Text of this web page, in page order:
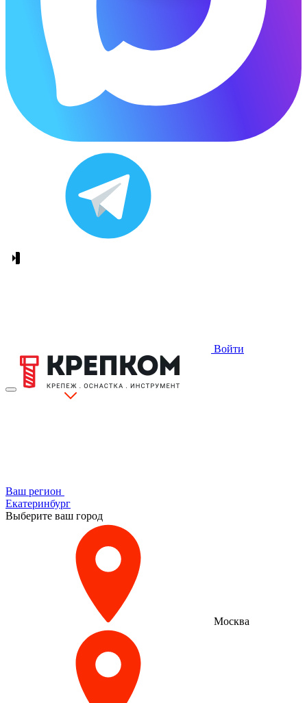
Войти
Ваш регион
Екатеринбург
Выберите ваш город
Москва